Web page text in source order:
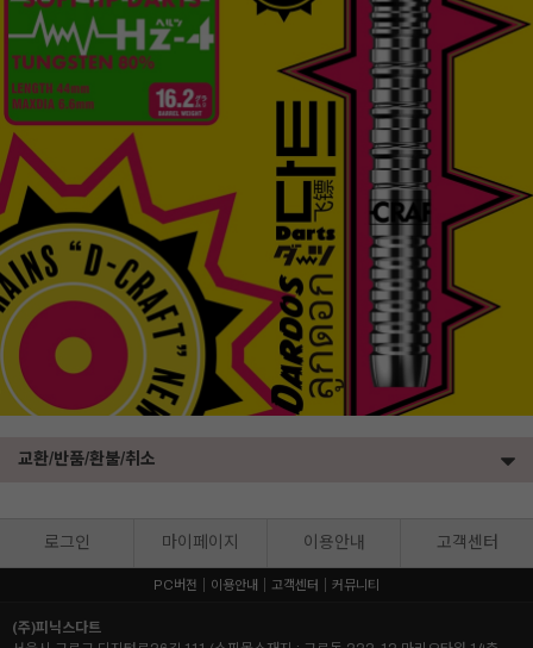
교환/반품/환불/취소
로그인 마이페이지 이용안내 고객센터
PC버전 이용안내 고객센터 커뮤니티
(주)피닉스다트